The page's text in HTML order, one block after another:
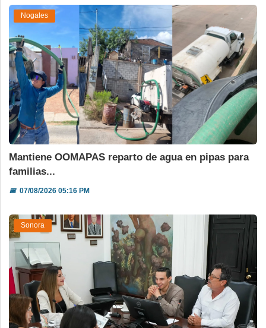
Nogales
Mantiene OOMAPAS reparto de agua en pipas para
familias...
📅07/08/2026 05:16 PM
Sonora